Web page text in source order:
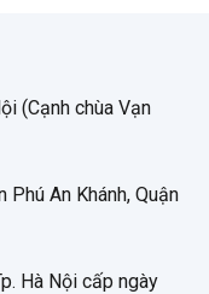
(Cạnh chùa Vạn
An Khánh, Quận
Hà Nội cấp ngày